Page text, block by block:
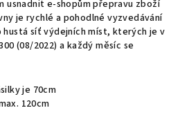
usnadnit e-shopům přepravu zboží
je rychlé a pohodlné vyzvedávání
síť výdejních míst, kterých je v
(08/2022) a každý měsíc se
je 70cm
120cm